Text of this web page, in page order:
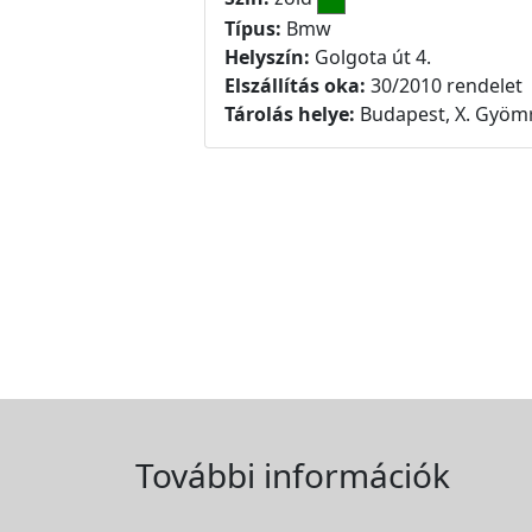
Típus: Bmw
Helyszín: Golgota út 4.
Elszállítás oka: 30/2010 rendelet
Tárolás helye: Budapest, X.
További információk